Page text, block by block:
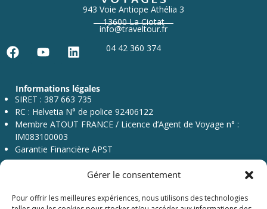
Gérer le consentement
Pour offrir les meilleures expériences, nous utilisons des technologies
943 Voie Antiope Athélia 3
13600 La Ciotat
info@traveltour.fr
04 42 360 374
F
c
e
b
o
o
k
u
t
u
b
e
L
n
k
e
d
n
Informations légales
SIRET : 387 663 735
RC : Helvetia N° de police 92406122
Membre ATOUT FRANCE / Licence d’Agent de Voyage n° :
IM083100003
Garantie Financière APST